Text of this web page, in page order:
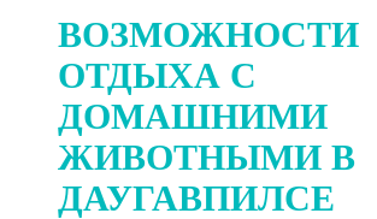
ВОЗМОЖНОСТИ
ОТДЫХА С
ДОМАШНИМИ
ЖИВОТНЫМИ В
ДАУГАВПИЛСЕ